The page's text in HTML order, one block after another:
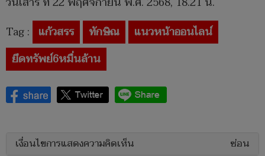
Tag : แก้วสรร ทักษิณ
แนวหน้าออนไลน์
ยึดทรัพย์6หมื่นล้าน
เงื่อนไขการแสดงความคิดเห็น ซ่อน